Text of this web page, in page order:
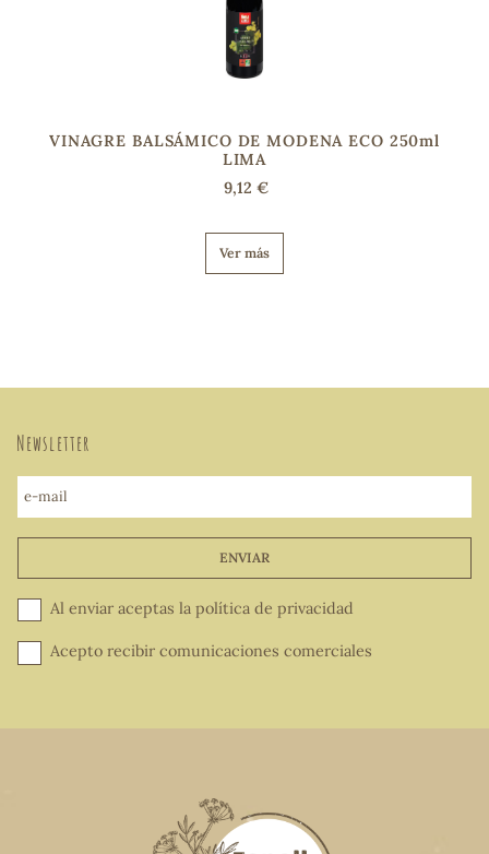
VINAGRE BALSÁMICO DE MODENA ECO 250ml
LIMA
9,12 €
Ver más
Newsletter
e-mail
ENVIAR
Al enviar aceptas la política de privacidad
Acepto recibir comunicaciones comerciales